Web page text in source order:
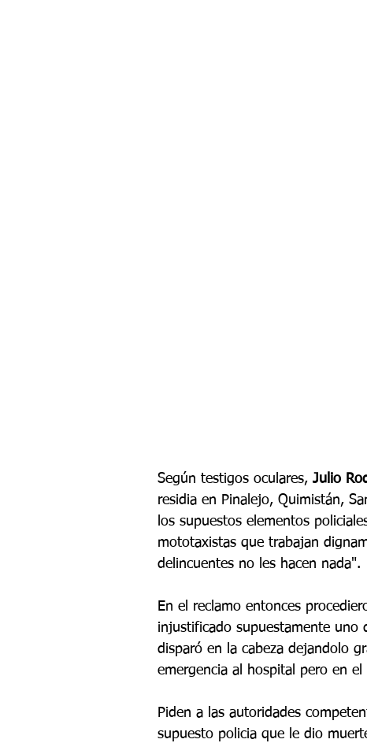
Según testigos oculares, Julio
residia en Pinalejo, Quimistán,
los supuestos elementos
mototaxistas que trabajan
delincuentes no les hacen nada".
En el reclamo entonces
injustificado supuestamente uno
disparó en la cabeza dejandolo
emergencia al hospital pero en
Piden a las autoridades
supuesto policia que le dio